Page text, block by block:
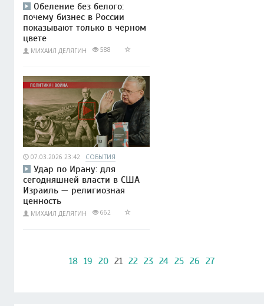
Обеление без белого:
почему бизнес в России
показывают только в чёрном
цвете
МИХАИЛ ДЕЛЯГИН 588
07.03.2026 23:42 СОБЫТИЯ
Удар по Ирану: для
сегодняшней власти в США
Израиль — религиозная
ценность
МИХАИЛ ДЕЛЯГИН 662
18 19 20 21 22 23 24 25 26 27